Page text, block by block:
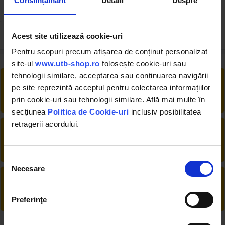
Acest site utilizează cookie-uri
Pentru scopuri precum afișarea de conținut personalizat
site-ul www.utb-shop.ro folosește cookie-uri sau
tehnologii similare, acceptarea sau continuarea navigării
pe site reprezintă acceptul pentru colectarea informațiilor
prin cookie-uri sau tehnologii similare. Află mai multe în
secțiunea Politica de Cookie-uri inclusiv posibilitatea
retragerii acordului.
consimțământului
Necesare
Preferinţe
RETUR EXTINS
Ai posibilitate de retur în 30 zile, comandă
produsele de care ai nevoie fără griji